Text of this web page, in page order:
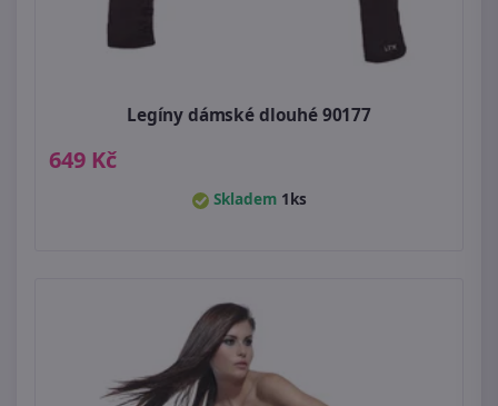
Legíny dámské dlouhé 90177
649 Kč
Skladem 1ks